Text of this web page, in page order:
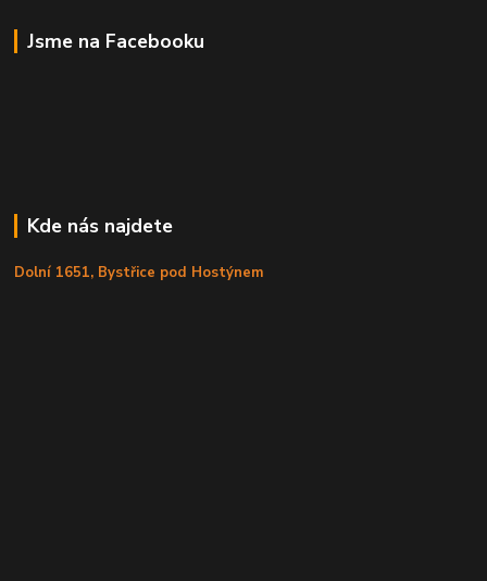
Jsme na Facebooku
Kde nás najdete
Dolní 1651, Bystřice pod Hostýnem